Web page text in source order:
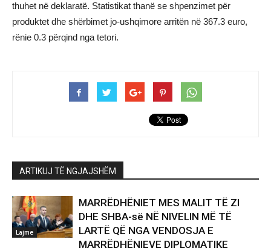
thuhet në deklaratë. Statistikat thanë se shpenzimet për
produktet dhe shërbimet jo-ushqimore arritën në 367.3 euro,
rënie 0.3 përqind nga tetori.
ARTIKUJ TË NGJAJSHËM
Lajme
MARRËDHËNIET MES MALIT TË ZI
DHE SHBA-së NË NIVELIN MË TË
LARTË QË NGA VENDOSJA E
MARRËDHËNIEVE DIPLOMATIKE